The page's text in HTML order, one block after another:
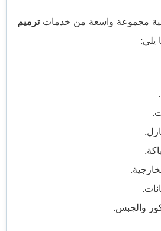
مجموعة واسعة من خدماتترميم
يلي:
والجبس.